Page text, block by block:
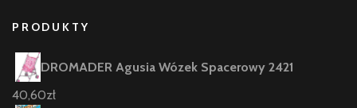
PRODUKTY
DROMADER Agusia Wózek Spacerowy 2421
40,60zł